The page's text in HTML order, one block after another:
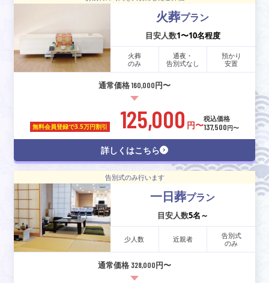
火葬プラン
目安人数1〜10名程度
火葬
のみ
通夜・
告別式なし
預かり
安置
通常価格 160,000円〜
無料会員登録で3.5万円割引 125,000 円〜
税込価格
137,500円〜
詳しくはこちら
告別式のみ行います
一日葬プラン
目安人数5名～
少人数 近親者
告別式
のみ
通常価格 328,000円〜